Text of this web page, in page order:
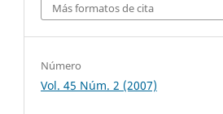
Más formatos de cita
Número
Vol. 45 Núm. 2 (2007)